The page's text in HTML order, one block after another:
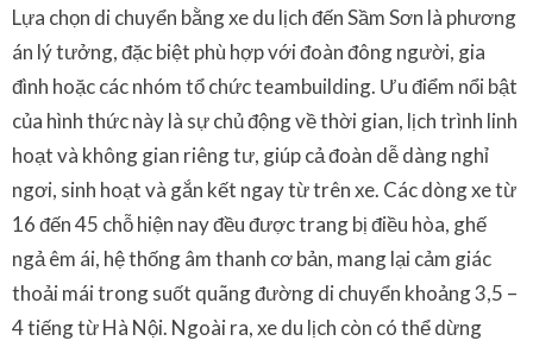
Lựa chọn di chuyển bằng xe du lịch đến Sầm Sơn là phương
án lý tưởng, đặc biệt phù hợp với đoàn đông người, gia
đình hoặc các nhóm tổ chức teambuilding. Ưu điểm nổi bật
của hình thức này là sự chủ động về thời gian, lịch trình linh
hoạt và không gian riêng tư, giúp cả đoàn dễ dàng nghỉ
ngơi, sinh hoạt và gắn kết ngay từ trên xe. Các dòng xe từ
16 đến 45 chỗ hiện nay đều được trang bị điều hòa, ghế
ngả êm ái, hệ thống âm thanh cơ bản, mang lại cảm giác
thoải mái trong suốt quãng đường di chuyển khoảng 3,5 –
4 tiếng từ Hà Nội. Ngoài ra, xe du lịch còn có thể dừng